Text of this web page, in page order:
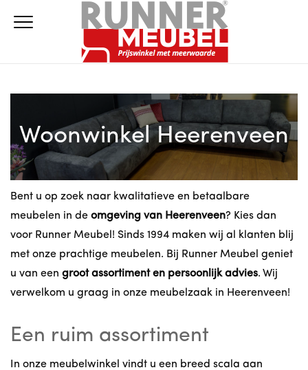
Woonwinkel Heerenveen
Bent u op zoek naar kwalitatieve en betaalbare
meubelen in de omgeving van Heerenveen? Kies dan
voor Runner Meubel! Sinds 1994 maken wij al klanten blij
met onze prachtige meubelen. Bij Runner Meubel geniet
u van een groot assortiment en persoonlijk advies. Wij
verwelkom u graag in onze meubelzaak in Heerenveen!
Een ruim assortiment
In onze meubelwinkel vindt u een breed scala aan